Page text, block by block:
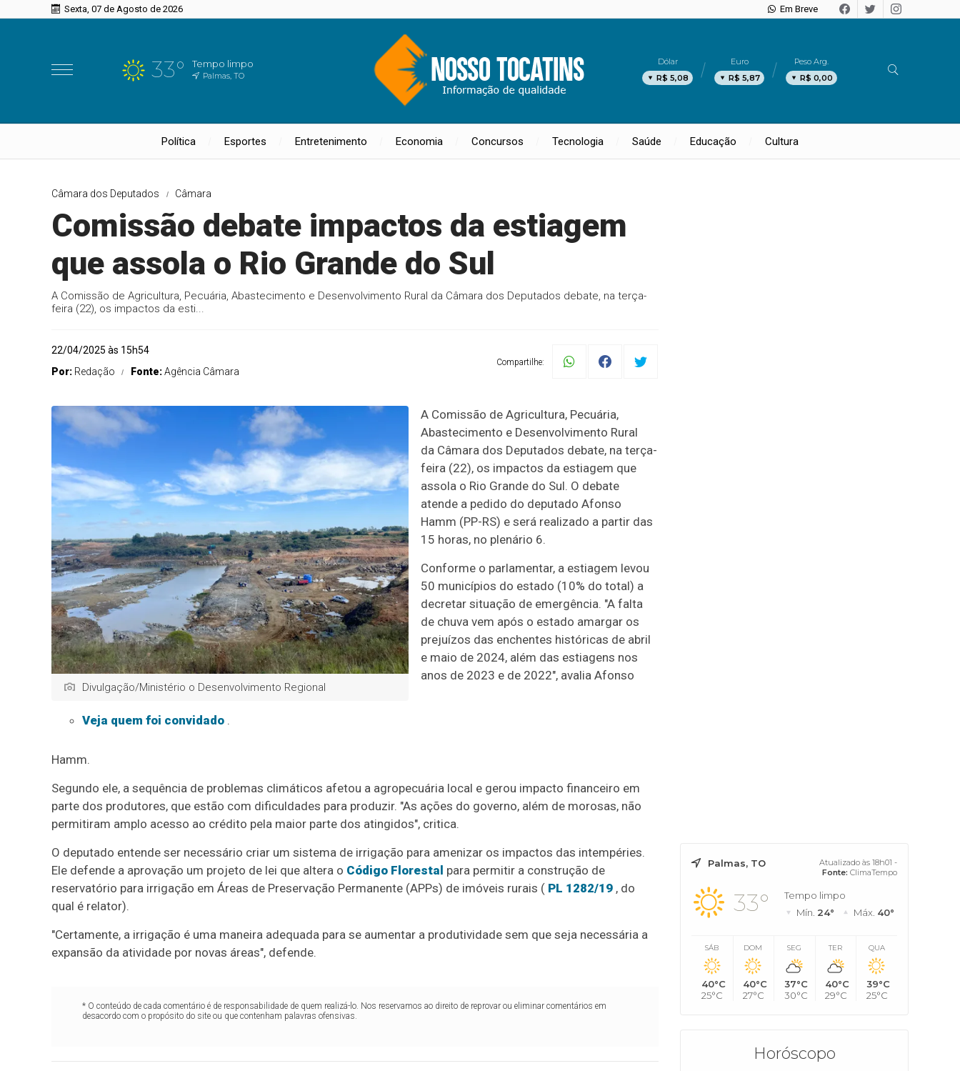
Sexta, 07 de Agosto de 2026 Em Breve
33° Tempo limpo
Palmas, TO
Dólar
R$ 5,08
Euro
R$ 5,87
Peso Arg.
R$ 0,00
Política Esportes Entretenimento Economia Concursos Tecnologia Saúde Educação Cultura
Câmara dos Deputados Câmara
Comissão debate impactos da estiagem
que assola o Rio Grande do Sul
A Comissão de Agricultura, Pecuária, Abastecimento e Desenvolvimento Rural da Câmara dos Deputados debate, na terça-
feira (22), os impactos da esti...
22/04/2025 às 15h54
Por: Redação Fonte:Agência Câmara
Compartilhe:
Divulgação/Ministério o Desenvolvimento Regional
A Comissão de Agricultura, Pecuária,
Abastecimento e Desenvolvimento Rural
da Câmara dos Deputados debate, na terça-
feira (22), os impactos da estiagem que
assola o Rio Grande do Sul. O debate
atende a pedido do deputado Afonso
Hamm (PP-RS) e será realizado a partir das
15 horas, no plenário 6.
Veja quem foi convidado.
Conforme o parlamentar, a estiagem levou
50 municípios do estado (10% do total) a
decretar situação de emergência. "A falta
de chuva vem após o estado amargar os
prejuízos das enchentes históricas de abril
e maio de 2024, além das estiagens nos
anos de 2023 e de 2022", avalia Afonso
Hamm.
Segundo ele, a sequência de problemas climáticos afetou a agropecuária local e gerou impacto financeiro em
parte dos produtores, que estão com dificuldades para produzir. "As ações do governo, além de morosas, não
permitiram amplo acesso ao crédito pela maior parte dos atingidos", critica.
O deputado entende ser necessário criar um sistema de irrigação para amenizar os impactos das intempéries.
Ele defende a aprovação um projeto de lei que altera o Código Florestal para permitir a construção de
reservatório para irrigação em Áreas de Preservação Permanente (APPs) de imóveis rurais ( PL 1282/19 , do
qual é relator).
"Certamente, a irrigação é uma maneira adequada para se aumentar a produtividade sem que seja necessária a
expansão da atividade por novas áreas", defende.
* O conteúdo de cada comentário é de responsabilidade de quem realizá-lo. Nos reservamos ao direito de reprovar ou eliminar comentários em
desacordo com o propósito do site ou que contenham palavras ofensivas.
Palmas, TO
Atualizado às 18h01 -
Fonte: ClimaTempo
33°
Tempo limpo
Mín. 24° Máx. 40°
SÁB
40°C
25°C
DOM
40°C
27°C
SEG
37°C
30°C
TER
40°C
29°C
QUA
39°C
25°C
Horóscopo